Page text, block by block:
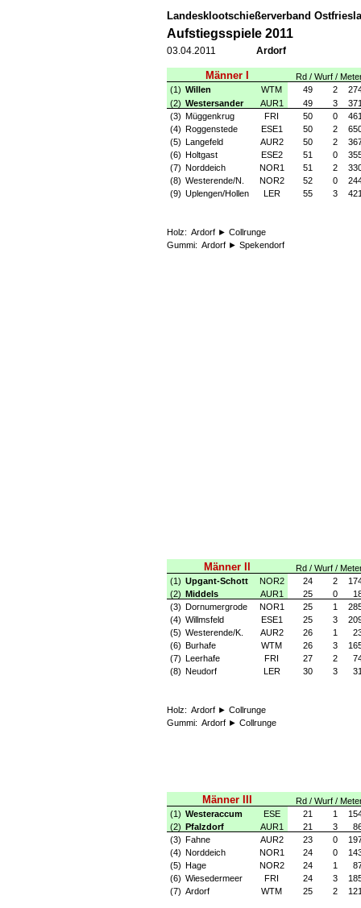
Landesklootschießerverband
Aufstiegsspiele 2011
03.04.2011 Ardorf
Männer I
Rd / Wurf /
(1) Willen WTM 49 2
(2) Westersander AUR1 49 3
(3) Müggenkrug FRI 50 0
(4) Roggenstede ESE1 50 2
(5) Langefeld AUR2 50 2
(6) Holtgast ESE2 51 0
(7) Norddeich NOR1 51 2
(8) Westerende/N. NOR2 52 0
(9) Uplengen/Hollen LER 55 3
Holz: Ardorf ► Collrunge
Gummi: Ardorf ► Spekendorf
Männer II
Rd / Wurf /
(1) Upgant-Schott NOR2 24 2
(2) Middels AUR1 25 0
(3) Dornumergrode NOR1 25 1
(4) Willmsfeld ESE1 25 3
(5) Westerende/K. AUR2 26 1
(6) Burhafe WTM 26 3
(7) Leerhafe FRI 27 2
(8) Neudorf LER 30 3
Holz: Ardorf ► Collrunge
Gummi: Ardorf ► Collrunge
Männer III
Rd / Wurf /
(1) Westeraccum ESE 21 1
(2) Pfalzdorf AUR1 21 3
(3) Fahne AUR2 23 0
(4) Norddeich NOR1 24 0
(5) Hage NOR2 24 1
(6) Wiesedermeer FRI 24 3
(7) Ardorf WTM 25 2